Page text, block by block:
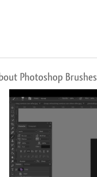
Photoshop Brushes